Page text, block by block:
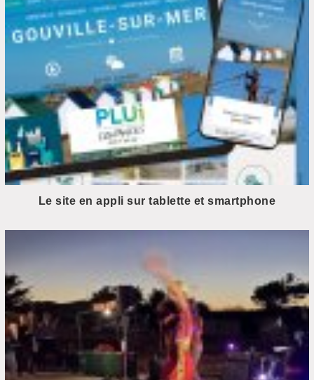
Le site en appli sur tablette et smartphone